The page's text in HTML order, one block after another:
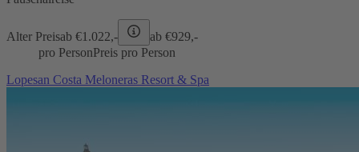
Alter Preisab €1.022,- ab €929,-
pro PersonPreis pro Person
Lopesan Costa Meloneras Resort & Spa